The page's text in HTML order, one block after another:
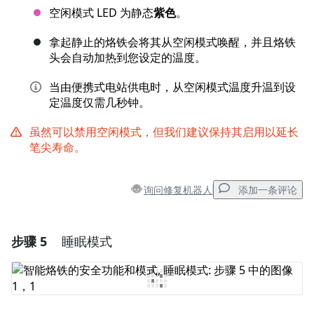
空闲模式 LED 为静态紫色。
拿起静止的烙铁会将其从空闲模式唤醒，并且烙铁
头会自动加热到您设定的温度。
当由便携式电站供电时，从空闲模式温度升温到设
定温度仅需几秒钟。
虽然可以禁用空闲模式，但我们建议保持其启用以延长
笔尖寿命。
询问修复机器人 添加一条评论
添加评论
步骤 5 睡眠模式